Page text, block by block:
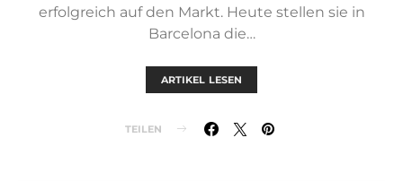
erfolgreich auf den Markt. Heute stellen sie in
Barcelona die…
ARTIKEL LESEN
TEILEN